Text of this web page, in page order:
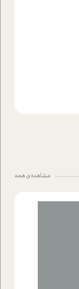
مشاهده ی همه